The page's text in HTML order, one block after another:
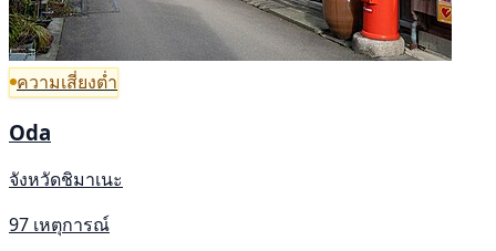
ความเสี่ยงต่ำ
Oda
จังหวัดชิมาเนะ
97 เหตุการณ์